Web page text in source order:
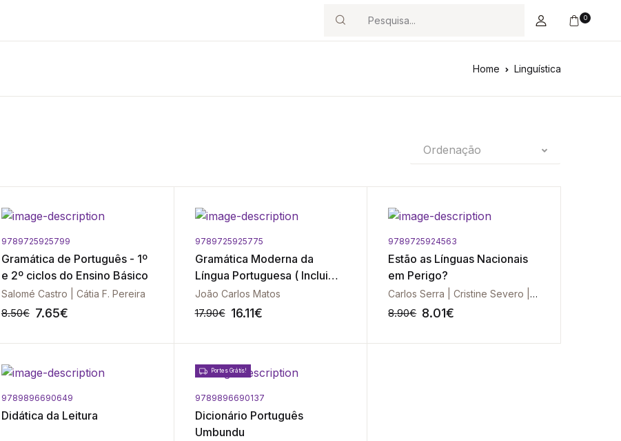
Search
0
Home Linguística
Ordenação
9789725925799
Gramática de Português - 1º
e 2º ciclos do Ensino Básico
Salomé Castro | Cátia F. Pereira
8.50€ 7.65€
9789725925775
Gramática Moderna da
Língua Portuguesa ( Inclui
Exercícios ) - 5ª Edição
João Carlos Matos
17.90€ 16.11€
9789725924563
Estão as Línguas Nacionais
em Perigo?
Carlos Serra | Cristine Severo | Bento Sitoe | José Pedro
8.90€ 8.01€
9789896690649
Didática da Leitura
Portes Grátis!
9789896690137
Dicionário Português
Umbundu